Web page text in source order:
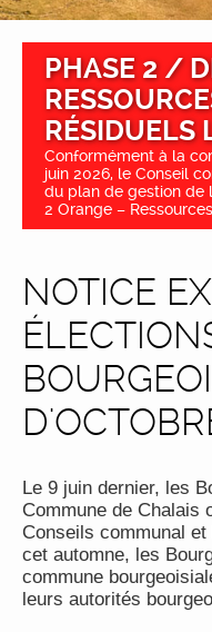
PHASE 2 /
RÉSIDUELS
Conformément à la
juin 2026, le Conseil
du plan de gestion de
2 Orange – Ressources
NOTICE
Le 9 juin dernier, les
Commune de Chalais
Conseils communal
cet automne, les
commune
leurs autorités